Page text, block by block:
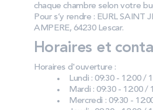
chaque chambre selon votre
Pour s’y rendre : EURL SAINT
AMPERE, 64230 Lescar.
Horaires et
Horaires d'ouverture :
Lundi : 09:30 - 12:00 /
Mardi : 09:30 - 12:00 /
Mercredi : 09:30 -